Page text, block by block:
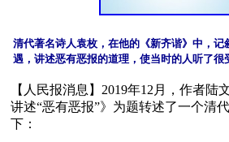
清代著名诗人袁枚，在他的《新齐谐》中，记
遇，讲述恶有恶报的道理，使当时的人听了很
【人民报消息】2019年12月，作者陆
讲述“恶有恶报”》为题转述了一个清
下：